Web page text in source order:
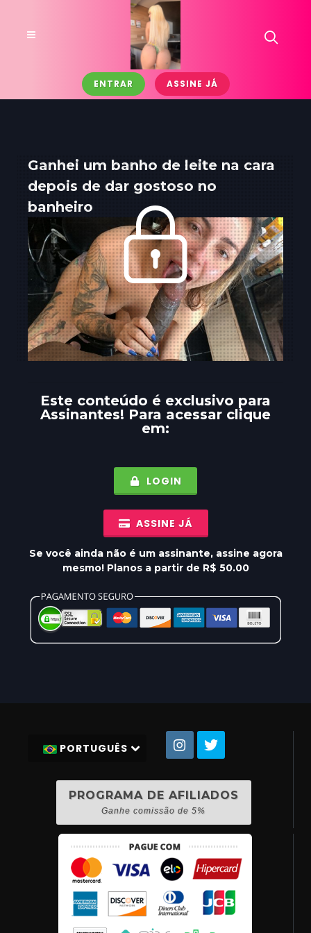
ENTRAR ASSINE JÁ
Ganhei um banho de leite na cara
depois de dar gostoso no
banheiro
Este conteúdo é exclusivo para
Assinantes! Para acessar clique
em:
LOGIN
ASSINE JÁ
Se você ainda não é um assinante, assine agora
mesmo! Planos a partir de R$ 50.00
PORTUGUÊS
PROGRAMA DE AFILIADOS
Ganhe comissão de 5%